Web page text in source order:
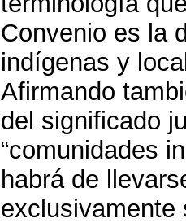
Convenio es la
indígenas y
Afirmando
del significado
“comunidades
habrá de
exclusivamente